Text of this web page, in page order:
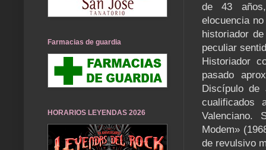
de 43
elocuencia
historiador
peculiar
Historiador
pasado
Discípulo
cualificados
Valenciano.
Modem»
de revulsivo
Farmacias de guardia
HORARIOS LEYENDAS 2026